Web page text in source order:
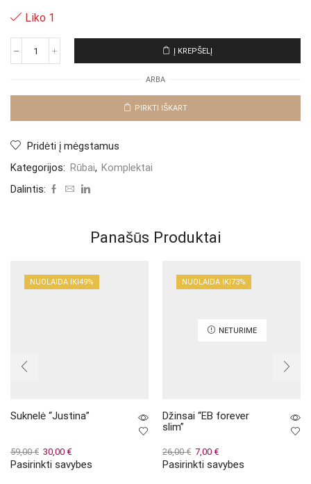
Liko 1
produkto
"Blue
Į KREPŠELĮ
ARBA
PIRKTI IŠKART
Pridėti į mėgstamus
Kategorijos: Rūbai, Komplektai
Dalintis:
Panašūs Produktai
NUOLAIDA IKI49%
Suknelė “Justina”
59,00€ Original
price
30,00 €Current
price
Pasirinkti savybes
NUOLAIDA IKI73%
NETURIME
Džinsai “EB forever
slim”
26,00€ Original
price
7,00 €Current
price
Pasirinkti savybes